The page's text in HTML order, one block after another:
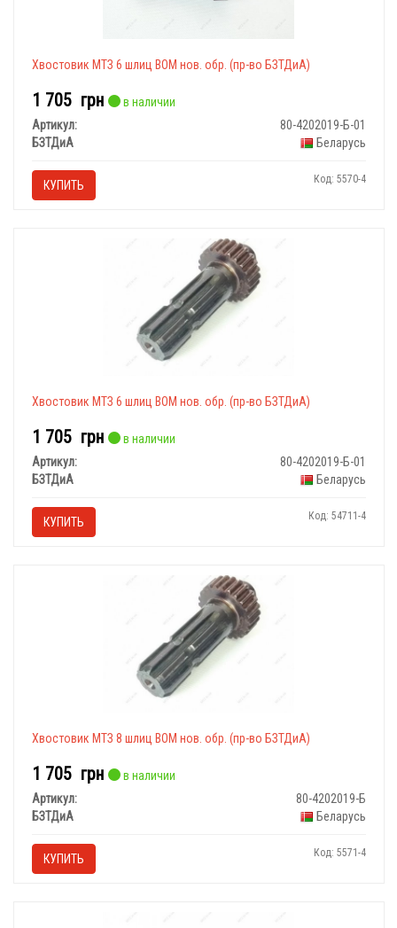
Хвостовик МТЗ 6 шлиц ВОМ нов. обр. (пр-во БЗТДиА)
1 705 грн
в наличии
Артикул:
80-4202019-Б-01
БЗТДиА
Беларусь
КУПИТЬ Код: 5570-4
Хвостовик МТЗ 6 шлиц ВОМ нов. обр. (пр-во БЗТДиА)
1 705 грн
в наличии
Артикул:
80-4202019-Б-01
БЗТДиА
Беларусь
КУПИТЬ Код: 54711-4
Хвостовик МТЗ 8 шлиц ВОМ нов. обр. (пр-во БЗТДиА)
1 705 грн
в наличии
Артикул:
80-4202019-Б
БЗТДиА
Беларусь
КУПИТЬ Код: 5571-4